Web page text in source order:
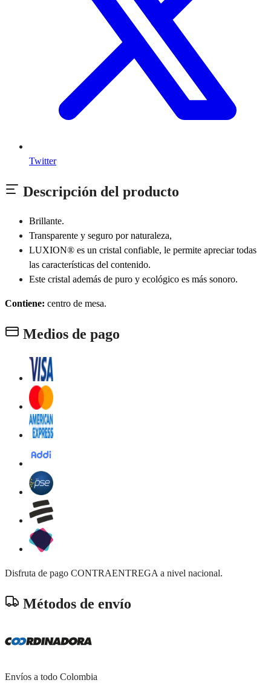
Twitter
Descripción del producto
Brillante.
Transparente y seguro por naturaleza,
LUXION® es un cristal confiable, le permite apreciar todas
las características del contenido.
Este cristal además de puro y ecológico es más sonoro.
Contiene: centro de mesa.
Medios de pago
Disfruta de pago CONTRAENTREGA a nivel nacional.
Métodos de envío
Envíos a todo Colombia